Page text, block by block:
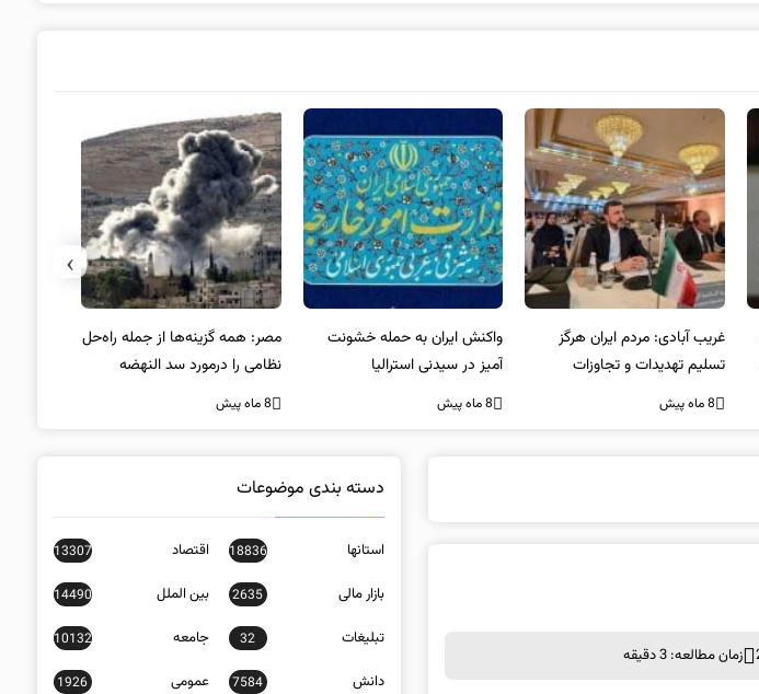
غریب آبادی: مردم ایران هرگز
تسلیم تهدیدات و تجاوزات
نخواهند شد و متحد و منسجم
8 ماه پیش
واکنش ایران به حمله خشونت
آمیز در سیدنی استرالیا
8 ماه پیش
مصر: همه گزینه‌ها از جمله راه‌حل
نظامی را درمورد سد النهضه
بررسی می‌کنیم
8 ماه پیش
›
زمان مطالعه: 3 دقیقه
دسته بندی موضوعات
استانها 18836 اقتصاد 13307
بازار مالی 2635 بین الملل 14490
تبلیغات 32 جامعه 10132
دانش 7584 عمومی 1926